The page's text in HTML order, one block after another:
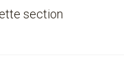
section